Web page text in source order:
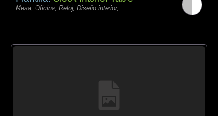
Mesa, Oficina, Reloj, Diseño interior,